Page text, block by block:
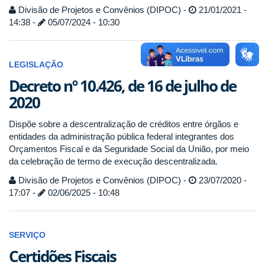
Divisão de Projetos e Convênios (DIPOC) -
21/01/2021 -
14:38 -
05/07/2024 - 10:30
LEGISLAÇÃO
Decreto nº 10.426, de 16 de julho de
2020
Dispõe sobre a descentralização de créditos entre órgãos e
entidades da administração pública federal integrantes dos
Orçamentos Fiscal e da Seguridade Social da União, por meio
da celebração de termo de execução descentralizada.
Divisão de Projetos e Convênios (DIPOC) -
23/07/2020 -
17:07 -
02/06/2025 - 10:48
SERVIÇO
Certidões Fiscais